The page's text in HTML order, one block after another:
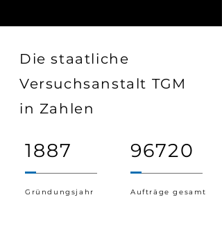
Die staatliche
Versuchsanstalt TGM
in Zahlen
1887
Gründungsjahr
96720
Aufträge gesamt